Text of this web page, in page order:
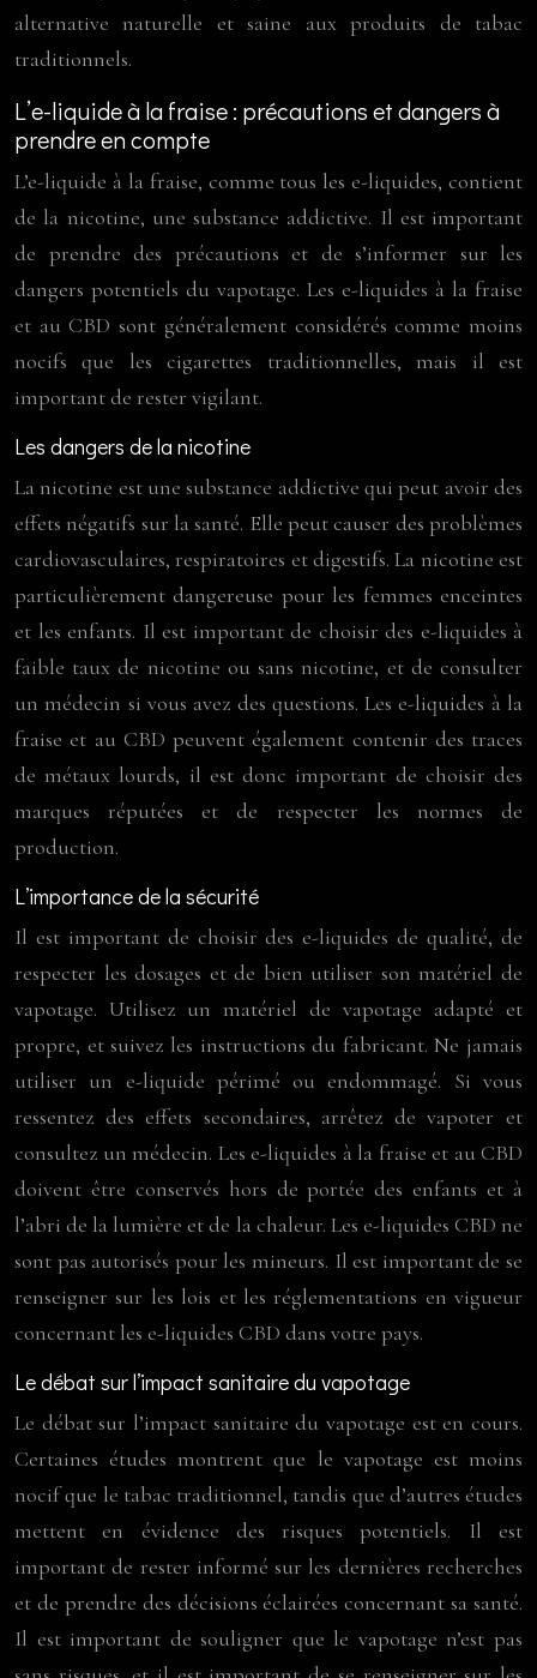
alternative naturelle et saine aux produits de tabac
traditionnels.
L’e-liquide à la fraise : précautions et dangers à
prendre en compte
L’e-liquide à la fraise, comme tous les e-liquides, contient
de la nicotine, une substance addictive. Il est important
de prendre des précautions et de s’informer sur les
dangers potentiels du vapotage. Les e-liquides à la fraise
et au CBD sont généralement considérés comme moins
nocifs que les cigarettes traditionnelles, mais il est
important de rester vigilant.
Les dangers de la nicotine
La nicotine est une substance addictive qui peut avoir des
effets négatifs sur la santé. Elle peut causer des problèmes
cardiovasculaires, respiratoires et digestifs. La nicotine est
particulièrement dangereuse pour les femmes enceintes
et les enfants. Il est important de choisir des e-liquides à
faible taux de nicotine ou sans nicotine, et de consulter
un médecin si vous avez des questions. Les e-liquides à la
fraise et au CBD peuvent également contenir des traces
de métaux lourds, il est donc important de choisir des
marques réputées et de respecter les normes de
production.
L’importance de la sécurité
Il est important de choisir des e-liquides de qualité, de
respecter les dosages et de bien utiliser son matériel de
vapotage. Utilisez un matériel de vapotage adapté et
propre, et suivez les instructions du fabricant. Ne jamais
utiliser un e-liquide périmé ou endommagé. Si vous
ressentez des effets secondaires, arrêtez de vapoter et
consultez un médecin. Les e-liquides à la fraise et au CBD
doivent être conservés hors de portée des enfants et à
l’abri de la lumière et de la chaleur. Les e-liquides CBD ne
sont pas autorisés pour les mineurs. Il est important de se
renseigner sur les lois et les réglementations en vigueur
concernant les e-liquides CBD dans votre pays.
Le débat sur l’impact sanitaire du vapotage
Le débat sur l’impact sanitaire du vapotage est en cours.
Certaines études montrent que le vapotage est moins
nocif que le tabac traditionnel, tandis que d’autres études
mettent en évidence des risques potentiels. Il est
important de rester informé sur les dernières recherches
et de prendre des décisions éclairées concernant sa santé.
Il est important de souligner que le vapotage n’est pas